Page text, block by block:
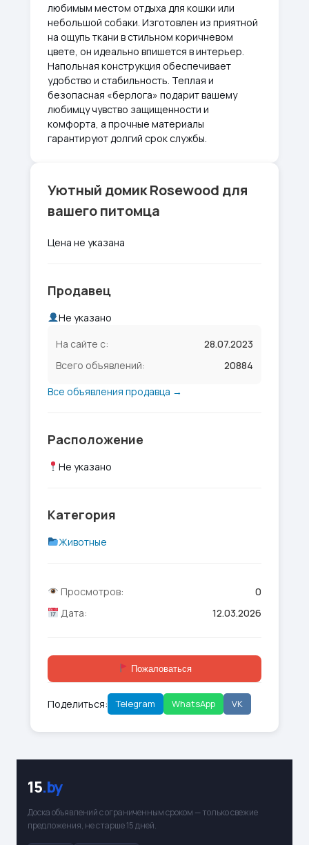
любимым местом отдыха для кошки или
небольшой собаки. Изготовлен из приятной
на ощупь ткани в стильном коричневом
цвете, он идеально впишется в интерьер.
Напольная конструкция обеспечивает
удобство и стабильность. Теплая и
безопасная «берлога» подарит вашему
любимцу чувство защищенности и
комфорта, а прочные материалы
гарантируют долгий срок службы.
Уютный домик Rosewood для
вашего питомца
Цена не указана
Продавец
Не указано
На сайте с:
28.07.2023
Всего объявлений:
20884
Все объявления продавца →
Расположение
Не указано
Категория
Животные
Просмотров:
0
Дата:
12.03.2026
Пожаловаться
Поделиться: Telegram WhatsApp VK
15.by
Доска объявлений с ограниченным сроком — только свежие
предложения, не старше 15 дней.